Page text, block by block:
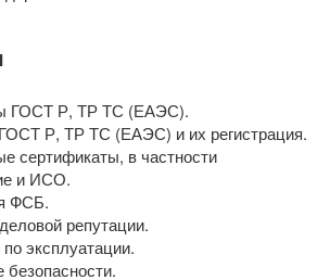
ГОСТ Р, ТР ТС (ЕАЭС).
Р, ТР ТС (ЕАЭС) и их регистрация.
сертификаты, в частности
и ИСО.
ФСБ.
репутации.
эксплуатации.